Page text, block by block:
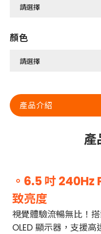
顏色
產品介紹
產
。6.5 吋 240Hz
致亮度
視覺體驗流暢無比！
OLED 顯示器，支援